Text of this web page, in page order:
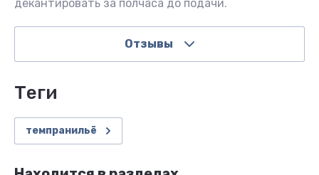
декантировать за полчаса до подачи.
Отзывы
теги
темпранильё